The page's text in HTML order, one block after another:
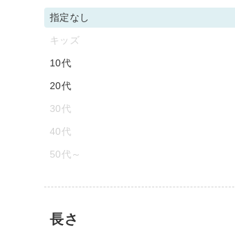
指定なし
キッズ
10代
20代
30代
40代
50代～
長さ